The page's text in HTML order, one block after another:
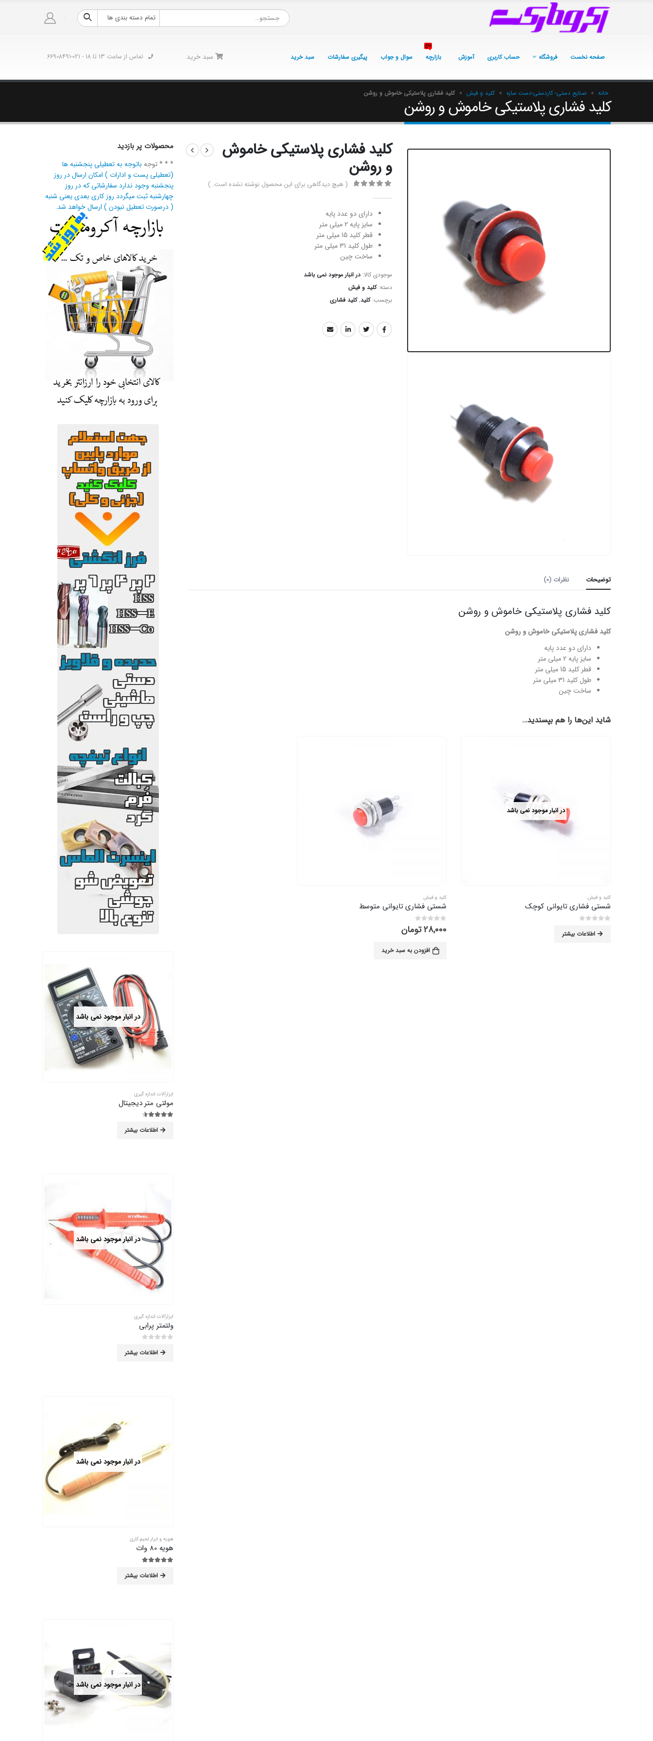
تمام دسته بندی ها
صفحه نخست فروشگاه حساب کاربری آموزش بازارچه
داغ
سوال و جواب پیگیری سفارشات سبد خرید سبد خرید تماس از ساعت 13 تا 18 - 021-66908491
خانه » صنایع دستی- کاردستی-دست سازه » کلید و فیش » کلید فشاری پلاستیکی خاموش و روشن
کلید فشاری پلاستیکی خاموش و روشن
کلید فشاری پلاستیکی خاموش
و روشن
( هیچ دیدگاهی برای این محصول نوشته نشده است. )
دارای دو عدد پایه
سایز پایه 2 میلی متر
قطر کلید 15 میلی متر
طول کلید 31 میلی متر
ساخت چین
موجودی کالا: در انبار موجود نمی باشد
دسته:کلید و فیش
برچسب:کلید,کلید فشاری
توضیحات نظرات (0)
کلید فشاری پلاستیکی خاموش و روشن
کلید فشاری پلاستیکی خاموش و روشن
دارای دو عدد پایه
سایز پایه 2 میلی متر
قطر کلید 15 میلی متر
طول کلید 31 میلی متر
ساخت چین
شاید این‌ها را هم بپسندید…
در انبار موجود نمی باشد
کلید و فیش
شستی فشاری تایوانی کوچک
اطلاعات بیشتر
کلید و فیش
شستی فشاری تایوانی متوسط
28,000تومان
افزودن به سبد خرید
محصولات پر بازدید
* * * توجه باتوجه به تعطیلی پنجشنبه ها
(تعطیلی پست و ادارات ) امکان ارسال در روز
پنجشنبه وجود ندارد سفارشاتی که در روز
چهارشنبه ثبت میگردد روز کاری بعدی یعنی شنبه
( درصورت تعطیل نبودن ) ارسال خواهد شد.
در انبار موجود نمی باشد
ابزارآلات اندازه گیری
مولتی متر دیجیتال
اطلاعات بیشتر
در انبار موجود نمی باشد
ابزارآلات اندازه گیری
ولتمتر پرابی
اطلاعات بیشتر
در انبار موجود نمی باشد
هویه و ابزار لحیم کاری
هویه 80 وات
اطلاعات بیشتر
در انبار موجود نمی باشد